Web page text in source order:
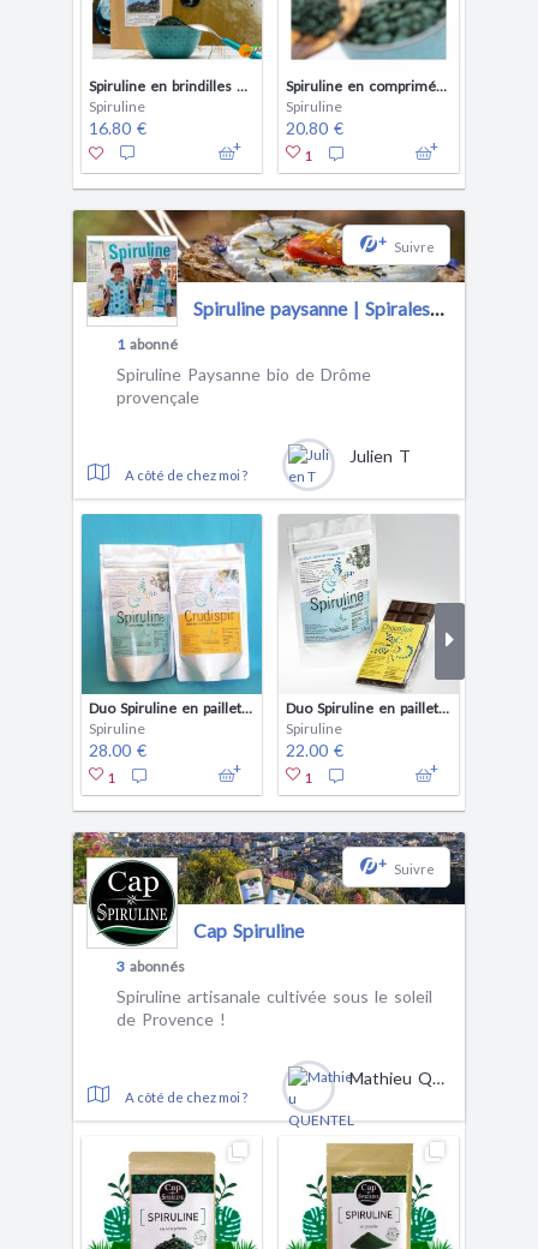
Spiruline en brindilles 100 G
Spiruline
16.80 €
Spiruline en comprimés 100 G
Spiruline
20.80 €
1
+ Suivre
Spiruline paysanne | SpiralesdeLux
1abonné
Spiruline Paysanne bio de Drôme
provençale
A côté de chez moi ?
Julien T
Duo Spiruline en paillettes 100g + Crudispir 100g
Spiruline
28.00 €
1
Duo Spiruline en paillettes 100 g + Chocolat à 10% de spiruline 100g
Spiruline
22.00 €
1
+ Suivre
Cap Spiruline
3 abonnés
Spiruline artisanale cultivée sous le soleil
de Provence !
A côté de chez moi ?
Mathieu QUENTEL